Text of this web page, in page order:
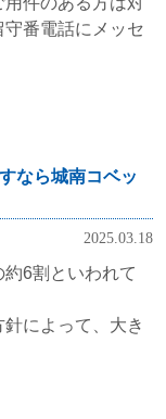
番電話にメッセ
なら城南コベッ
2025.03.18
6割といわれて
によって、大き